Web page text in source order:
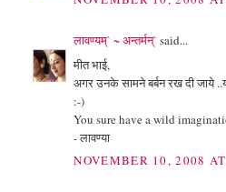
लावण्यम्` ~ अन्तर्मन्` said...
मीत भाई,
अगर उनके सामने बर्बन रख दी जाये
:-)
You sure have a wild
- लावण्या
NOVEMBER 10, 2008